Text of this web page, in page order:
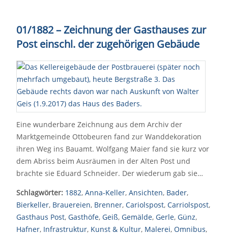
01/1882 – Zeichnung der Gasthauses zur
Post einschl. der zugehörigen Gebäude
Eine wunderbare Zeichnung aus dem Archiv der
Marktgemeinde Ottobeuren fand zur Wanddekoration
ihren Weg ins Bauamt. Wolfgang Maier fand sie kurz vor
dem Abriss beim Ausräumen in der Alten Post und
brachte sie Eduard Schneider. Der wiederum gab sie…
Schlagwörter: 1882, Anna-Keller, Ansichten, Bader,
Bierkeller, Brauereien, Brenner, Cariolspost, Carriolspost,
Gasthaus Post, Gasthöfe, Geiß, Gemälde, Gerle, Günz,
Hafner, Infrastruktur, Kunst & Kultur, Malerei, Omnibus,